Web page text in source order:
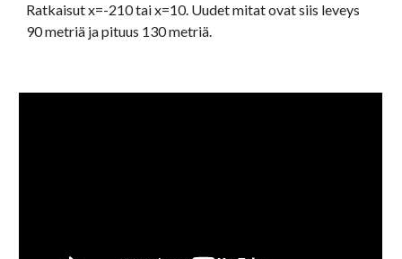
Ratkaisut x=-210 tai x=10. Uudet mitat ovat siis leveys
90 metriä ja pituus 130 metriä.